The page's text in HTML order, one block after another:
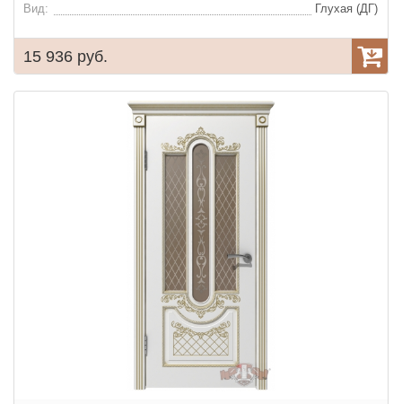
Вид:
Глухая (ДГ)
15 936 руб.